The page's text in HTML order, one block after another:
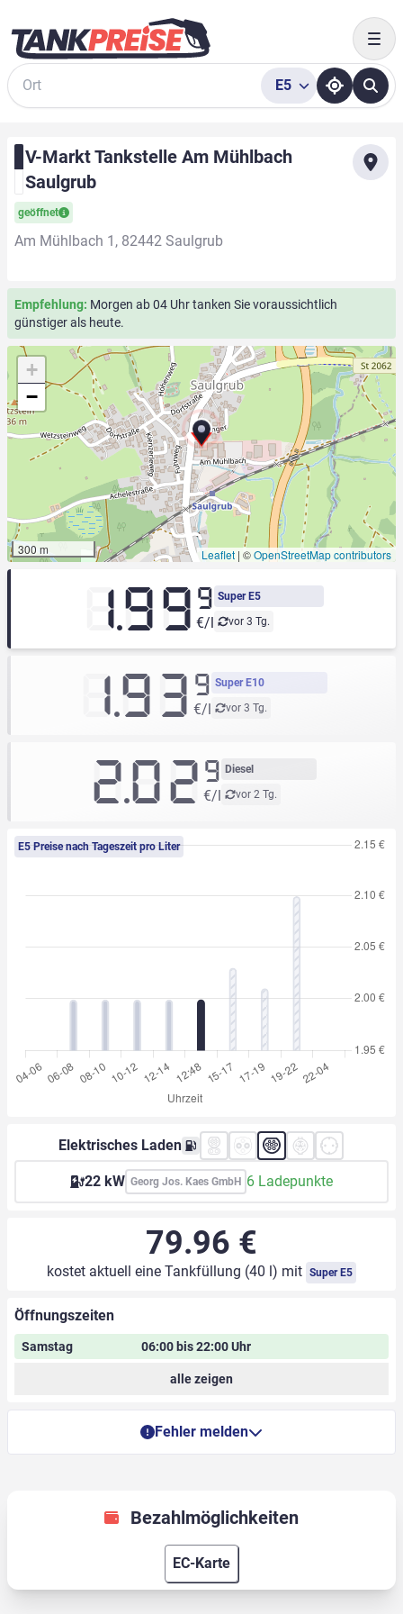
Suche
E5
V-Markt Tankstelle Am Mühlbach
Saulgrub
geöffnet
Am Mühlbach 1, 82442 Saulgrub
Empfehlung: Morgen ab 04 Uhr tanken Sie voraussichtlich
günstiger als heute.
+
−
300 m Leaflet | ©OpenStreetMap contributors
Super E5
vor 3 Tg.
1.999
€/l
Super E10
vor 3 Tg.
1.93 9
€/l
Diesel
vor 2 Tg.
2.029
€/l
E5 Preise nach Tageszeit pro Liter
Elektrisches Laden
22 kW Georg Jos. Kaes GmbH 6 Ladepunkte
79.96 €
kostet aktuell eine Tankfüllung (40 l) mit Super E5
Öffnungszeiten
Samstag 06:00 bis 22:00 Uhr
alle zeigen
Fehler melden
Bezahlmöglichkeiten
EC-Karte